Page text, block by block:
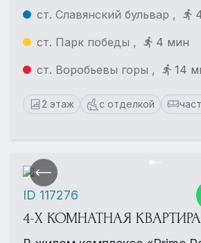
ст. Славянский бульвар ,
ст. Парк победы ,
4 мин
ст. Воробьевы горы ,
14
2 этаж с отделкой
4-Х КОМНАТНАЯ
ID 117276